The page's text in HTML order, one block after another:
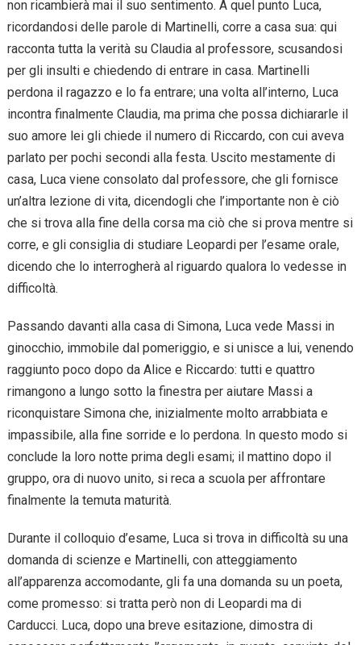
non ricambierà mai il suo sentimento. A quel punto Luca,
ricordandosi delle parole di Martinelli, corre a casa sua: qui
racconta tutta la verità su Claudia al professore, scusandosi
per gli insulti e chiedendo di entrare in casa. Martinelli
perdona il ragazzo e lo fa entrare; una volta all’interno, Luca
incontra finalmente Claudia, ma prima che possa dichiararle il
suo amore lei gli chiede il numero di Riccardo, con cui aveva
parlato per pochi secondi alla festa. Uscito mestamente di
casa, Luca viene consolato dal professore, che gli fornisce
un’altra lezione di vita, dicendogli che l’importante non è ciò
che si trova alla fine della corsa ma ciò che si prova mentre si
corre, e gli consiglia di studiare Leopardi per l’esame orale,
dicendo che lo interrogherà al riguardo qualora lo vedesse in
difficoltà.
Passando davanti alla casa di Simona, Luca vede Massi in
ginocchio, immobile dal pomeriggio, e si unisce a lui, venendo
raggiunto poco dopo da Alice e Riccardo: tutti e quattro
rimangono a lungo sotto la finestra per aiutare Massi a
riconquistare Simona che, inizialmente molto arrabbiata e
impassibile, alla fine sorride e lo perdona. In questo modo si
conclude la loro notte prima degli esami; il mattino dopo il
gruppo, ora di nuovo unito, si reca a scuola per affrontare
finalmente la temuta maturità.
Durante il colloquio d’esame, Luca si trova in difficoltà su una
domanda di scienze e Martinelli, con atteggiamento
all’apparenza accomodante, gli fa una domanda su un poeta,
come promesso: si tratta però non di Leopardi ma di
Carducci. Luca, dopo una breve esitazione, dimostra di